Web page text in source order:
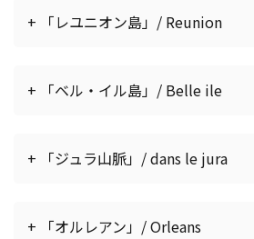
+ 「レユニオン島」/ Reunion
+ 「ベル・イル島」/ Belle ile
+ 「ジュラ山脈」/ dans le jura
+ 「オルレアン」/ Orleans